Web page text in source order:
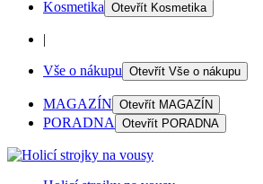
Kosmetika Otevřít Kosmetika
|
Vše o nákupu Otevřít Vše o nákupu
MAGAZÍN Otevřít MAGAZÍN
PORADNA Otevřít PORADNA